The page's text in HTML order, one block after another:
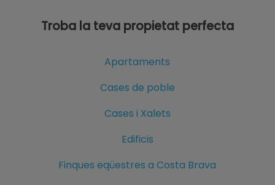
Troba la teva propietat perfecta
Apartaments
Cases de poble
Cases i Xalets
Edificis
Finques eqüestres a Costa Brava